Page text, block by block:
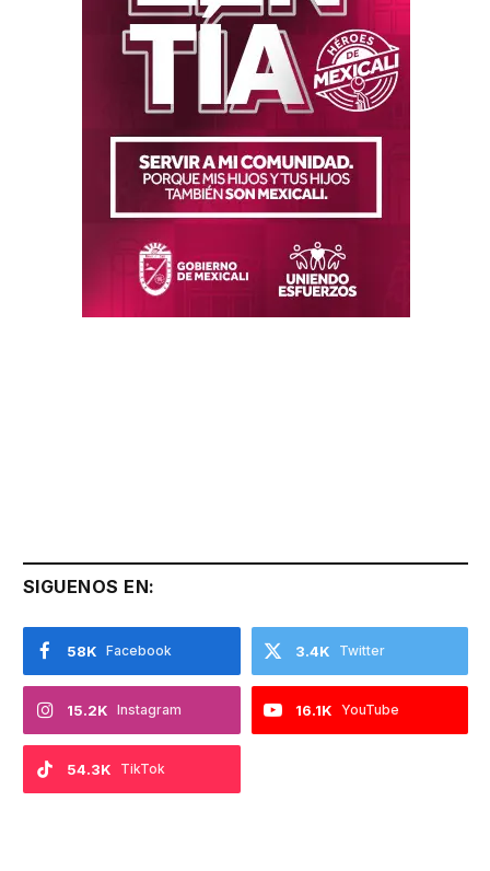
SIGUENOS EN:
Facebook
58K Twitter
3.4K
Instagram
15.2K YouTube
16.1K
TikTok
54.3K